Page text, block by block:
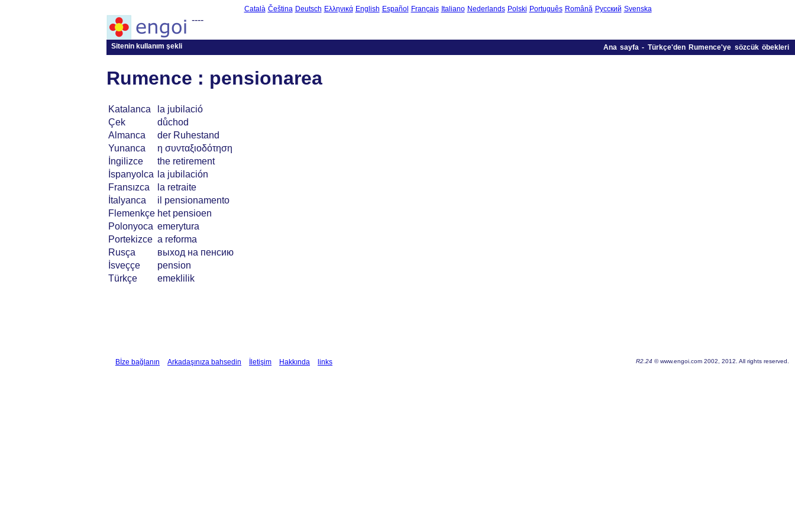
Català Čeština Deutsch Ελληνικά English Español Français Italiano Nederlands Polski Português Română Русский Svenska
----
Sitenin kullanım şekli Ana sayfa- Türkçe'den Rumence'ye sözcük öbekleri
Rumence : pensionarea
Katalanca
la jubilació
Çek
důchod
Almanca
der Ruhestand
Yunanca
η συνταξιοδότηση
İngilizce
the retirement
İspanyolca
la jubilación
Fransızca
la retraite
İtalyanca
il pensionamento
Flemenkçe het pensioen
Polonyoca emerytura
Portekizce a reforma
Rusça
выход на пенсию
İsveççe
pension
Türkçe
emeklilik
Bİze bağlanın Arkadaşınıza bahsedin İletişim Hakkında links R2.24 © www.engoi.com 2002, 2012. All rights reserved.